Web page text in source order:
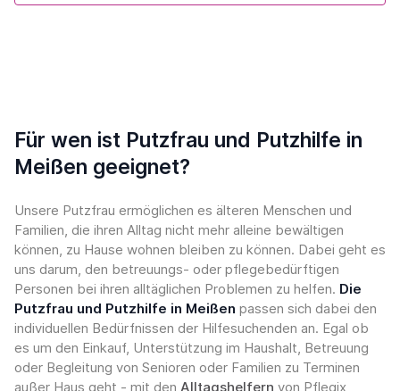
Für wen ist Putzfrau und Putzhilfe in
Meißen geeignet?
Unsere Putzfrau ermöglichen es älteren Menschen und
Familien, die ihren Alltag nicht mehr alleine bewältigen
können, zu Hause wohnen bleiben zu können. Dabei geht es
uns darum, den betreuungs- oder pflegebedürftigen
Personen bei ihren alltäglichen Problemen zu helfen. Die
Putzfrau und Putzhilfe in Meißen passen sich dabei den
individuellen Bedürfnissen der Hilfesuchenden an. Egal ob
es um den Einkauf, Unterstützung im Haushalt, Betreuung
oder Begleitung von Senioren oder Familien zu Terminen
außer Haus geht - mit den Alltagshelfern von Pflegix